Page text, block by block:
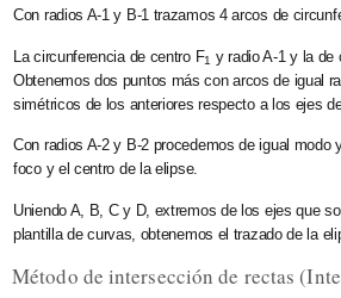
Con radios A-1 y B-1 trazamos 4 arcos de
La circunferencia de centro F1 y radio A-1 y la de
Obtenemos dos puntos más con arcos de igual
simétricos de los anteriores respecto a los ejes
Con radios A-2 y B-2 procedemos de igual
foco y el centro de la elipse.
Uniendo A, B, C y D, extremos de los ejes que
plantilla de curvas, obtenemos el trazado de la
Método de intersección de rectas